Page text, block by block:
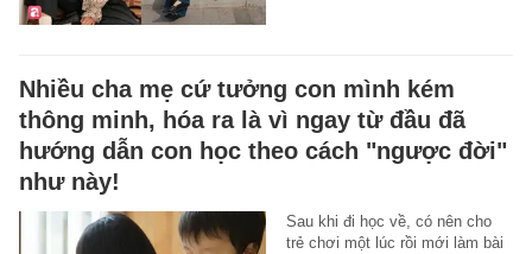
Nhiều cha mẹ cứ tưởng con mình kém
thông minh, hóa ra là vì ngay từ đầu đã
hướng dẫn con học theo cách "ngược đời"
như này!
Sau khi đi học về, có nên cho
trẻ chơi một lúc rồi mới làm bài